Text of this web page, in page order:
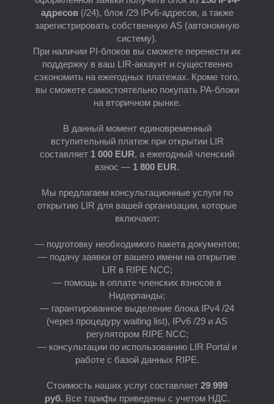
Е
адресов(/24), блок /29 IPv6-адресов, а также
зарегистрировать собственную AS (автономную
систему).
При наличии PI-блоков вы сможете перенести их
поддержку в ваш LIR-аккаунт и существенно
сэкономить на ежегодных платежах. Кроме того,
вы сможете самостоятельно покупать PA-блоки
на вторичном рынке.
В данный момент единовременный
вступительный платеж при открытии LIR
составляет 1 000 EUR, а ежегодный членский
взнос — 1 800 EUR.
Мы предлагаем консультационные услуги по
открытию LIR для вашей организации, которые
включают:
— подготовку необходимого пакета документов;
— подачу заявки от вашего имени на открытие
LIR в RIPE NCC;
— помощь в оплате членских взносов в
Нидерланды;
— гарантированное выделение блока IPv4 /24
(через процедуру waiting list), IPv6 /29 и AS
регулятором RIPE NCC;
— консультации по использованию LIR Portal и
работе с базой данных RIPE.
Стоимость наших услуг составляет 29 999
руб. Все тарифы приведены с учетом НДС.